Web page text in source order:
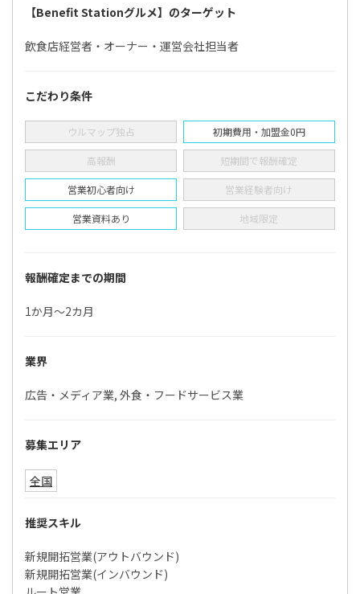
【Benefit Stationグルメ】のターゲット
飲食店経営者・オーナー・運営会社担当者
こだわり条件
ウルマップ独占 初期費用・加盟金0円
高報酬 短期間で報酬確定
営業初心者向け 営業経験者向け
営業資料あり 地域限定
報酬確定までの期間
1か月～2カ月
業界
広告・メディア業, 外食・フードサービス業
募集エリア
全国
推奨スキル
新規開拓営業(アウトバウンド)
新規開拓営業(インバウンド)